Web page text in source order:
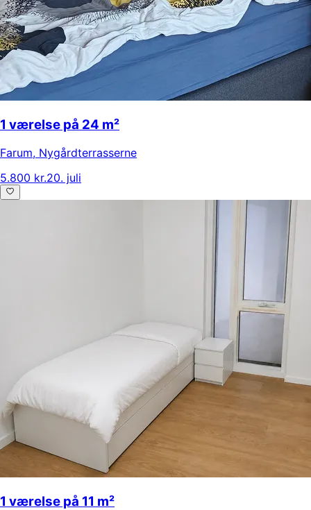
1 værelse på 24 m²
Farum, Nygårdterrasserne
5.800 kr.20. juli
1 værelse på 11 m²